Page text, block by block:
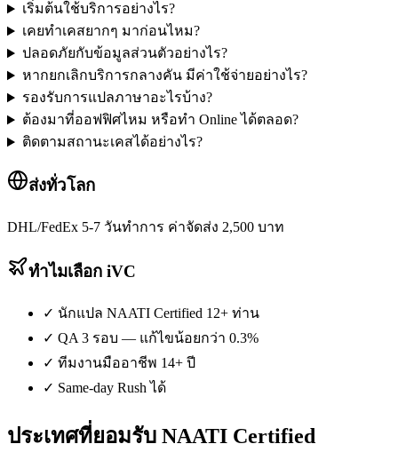
เริ่มต้นใช้บริการอย่างไร?
เคยทำเคสยากๆ มาก่อนไหม?
ปลอดภัยกับข้อมูลส่วนตัวอย่างไร?
หากยกเลิกบริการกลางคัน มีค่าใช้จ่ายอย่างไร?
รองรับการแปลภาษาอะไรบ้าง?
ต้องมาที่ออฟฟิศไหม หรือทำ Online ได้ตลอด?
ติดตามสถานะเคสได้อย่างไร?
ส่งทั่วโลก
DHL/FedEx 5-7 วันทำการ ค่าจัดส่ง 2,500 บาท
ทำไมเลือก iVC
✓ นักแปล NAATI Certified 12+ ท่าน
✓ QA 3 รอบ — แก้ไขน้อยกว่า 0.3%
✓ ทีมงานมืออาชีพ 14+ ปี
✓ Same-day Rush ได้
ประเทศที่ยอมรับ NAATI Certified